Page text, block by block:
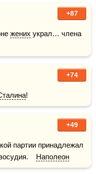
+87
жених украл… члена
+74
!
+49
партии принадлежал
Наполеон